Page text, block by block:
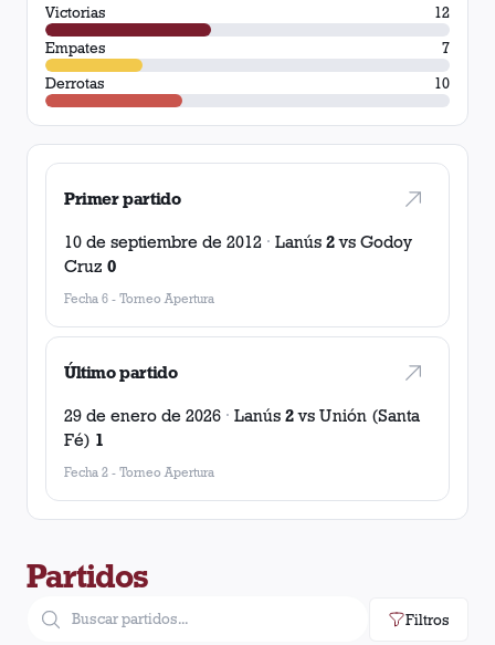
Victorias
12
Empates
7
Derrotas
10
Primer partido
10 de septiembre de 2012 · Lanús 2vs Godoy
Cruz 0
Fecha 6 - Torneo Apertura
Último partido
29 de enero de 2026 · Lanús 2vs Unión (Santa
Fé) 1
Fecha 2 - Torneo Apertura
Partidos
Filtros